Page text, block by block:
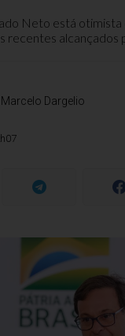
Neto está otimista
recentes alcançados
Marcelo Dargelio